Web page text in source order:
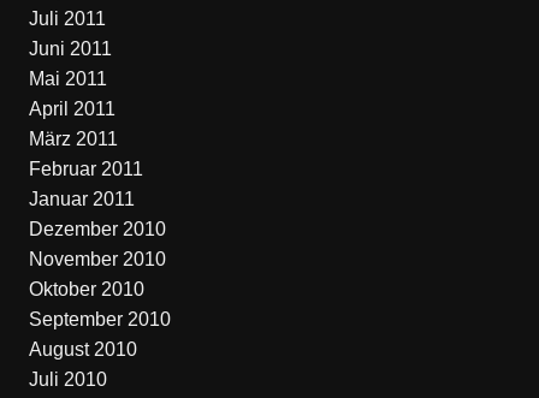
Juli 2011
Juni 2011
Mai 2011
April 2011
März 2011
Februar 2011
Januar 2011
Dezember 2010
November 2010
Oktober 2010
September 2010
August 2010
Juli 2010